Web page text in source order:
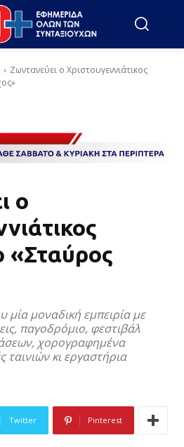
Ζωντανεύει ο Χριστουγεννιάτικος
ο
«Σταύρος
μία μοναδική εμπειρία με
παγοδρόμιο, φεστιβάλ
χορογραφημένα
ταινιών κι εργαστήρια
Twitter Pinterest